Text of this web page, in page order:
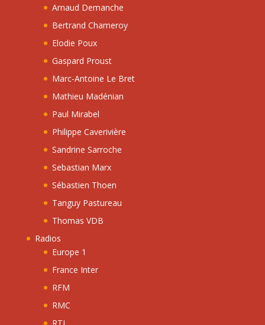
Arnaud Demanche
Bertrand Chameroy
Elodie Poux
Gaspard Proust
Marc-Antoine Le Bret
Mathieu Madénian
Paul Mirabel
Philippe Caverivière
Sandrine Sarroche
Sebastian Marx
Sébastien Thoen
Tanguy Pastureau
Thomas VDB
Radios
Europe 1
France Inter
RFM
RMC